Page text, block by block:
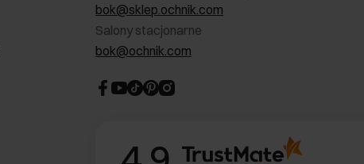
bok@sklep.ochnik.com
Salony stacjonarne
bok@ochnik.com